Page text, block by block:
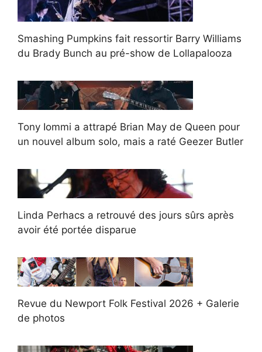
Smashing Pumpkins fait ressortir Barry Williams
du Brady Bunch au pré-show de Lollapalooza
Tony Iommi a attrapé Brian May de Queen pour
un nouvel album solo, mais a raté Geezer Butler
Linda Perhacs a retrouvé des jours sûrs après
avoir été portée disparue
Revue du Newport Folk Festival 2026 + Galerie
de photos